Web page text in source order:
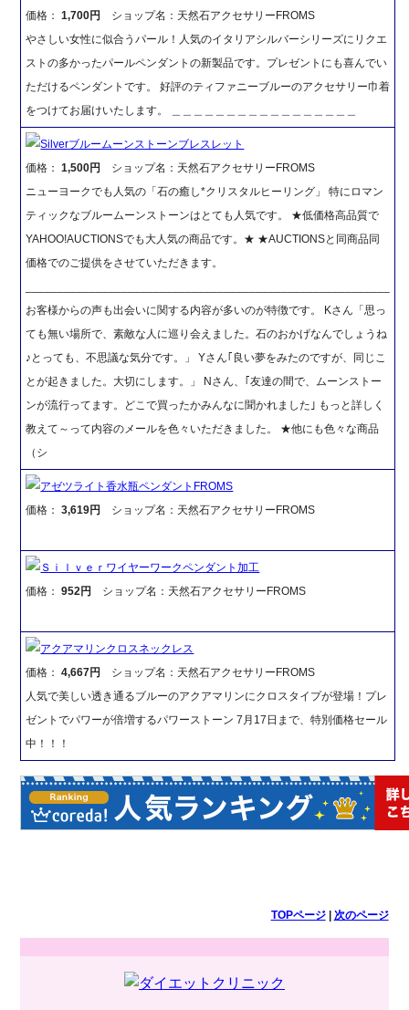
価格：1,700円
ショップ名：天然石アクセサリーFROMS
やさしい女性に似合うパール！人気のイタリアシルバーシリーズにリクエ
ストの多かったパールペンダントの新製品です。プレゼントにも喜んでい
ただけるペンダントです。 好評のティファニーブルーのアクセサリー巾着
をつけてお届けいたします。 ＿＿＿＿＿＿＿＿＿＿＿＿＿＿＿＿＿
Silverブルームーンストーンブレスレット
価格：1,500円
ショップ名：天然石アクセサリーFROMS
ニューヨークでも人気の「石の癒し*クリスタルヒーリング」 特にロマン
ティックなブルームーンストーンはとても人気です。 ★低価格高品質で
YAHOO!AUCTIONSでも大人気の商品です。★ ★AUCTIONSと同商品同
価格でのご提供をさせていただきます。
お客様からの声も出会いに関する内容が多いのが特徴です。 Kさん「思っ
ても無い場所で、素敵な人に巡り会えました。石のおかげなんでしょうね
♪とっても、不思議な気分です。」 Yさん｢良い夢をみたのですが、同じこ
とが起きました。大切にします。」 Nさん、｢友達の間で、ムーンストー
ンが流行ってます。どこで買ったかみんなに聞かれました｣ もっと詳しく
教えて～って内容のメールを色々いただきました。 ★他にも色々な商品
（シ
アゼツライト香水瓶ペンダントFROMS
価格：3,619円 ショップ名：天然石アクセサリーFROMS
Ｓｉｌｖｅｒワイヤーワークペンダント加工
価格：952円 ショップ名：天然石アクセサリーFROMS
アクアマリンクロスネックレス
価格：4,667円
ショップ名：天然石アクセサリーFROMS
人気で美しい透き通るブルーのアクアマリンにクロスタイプが登場！プレ
ゼントでパワーが倍増するパワーストーン 7月17日まで、特別価格セール
中！！！
TOPページ| 次のページ